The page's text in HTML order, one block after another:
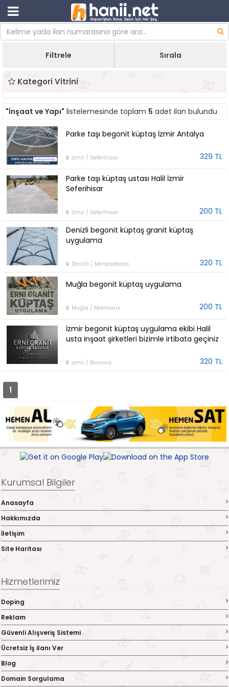
Filtrele Sırala
Kategori Vitrini
"İnşaat ve Yapı" listelemesinde toplam 5 adet ilan bulundu
Parke taşı begonit küptaş İzmir Antalya
İzmir / Seferihisar 329 TL
Parke taşı küptaş ustası Halil İzmir
Seferihisar
İzmir / Seferihisar
200 TL
Denizli begonit küptaş granit küptaş
uygulama
Denizli / Merkezefendi 320 TL
Muğla begonit küptaş uygulama
Muğla / Marmaris 200 TL
İzmir begonit küptaş uygulama ekibi Halil
usta inşaat şirketleri bizimle irtibata geçiniz
İzmir / Bornova 320 TL
1
Kurumsal Bilgiler
Anasayfa
Hakkımızda
İletişim
Site Haritası
Hizmetlerimiz
Doping
Reklam
Güvenli Alışveriş Sistemi
Ücretsiz İş ilanı Ver
Blog
Domain Sorgulama